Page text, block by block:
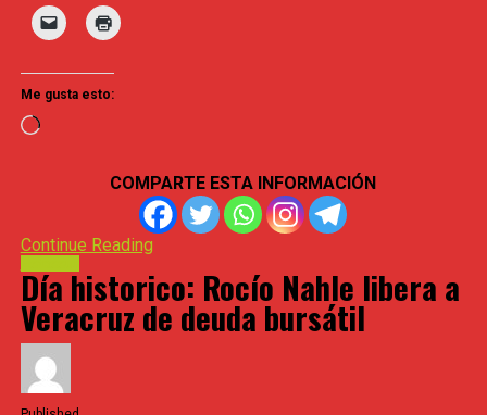
En Tabasco, en donde, hasta los amigos de infancia de
al oído al presidente, existe un actor político de peso
Me gusta esto:
Loading…
COMPARTE ESTA INFORMACIÓN
Continue Reading
Día historico: Rocío Nahle libera a
Veracruz de deuda bursátil